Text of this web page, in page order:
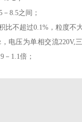
－8.5之间；
比不超过0.1%，粒度不
电压为单相交流220V,
－1.1倍；